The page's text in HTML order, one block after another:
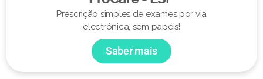
Prescrição simples de exames por via
electrónica, sem papéis!
Saber mais